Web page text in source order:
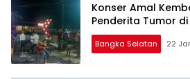
Konser Amal
Penderita Tumor
Bangka Selatan 22